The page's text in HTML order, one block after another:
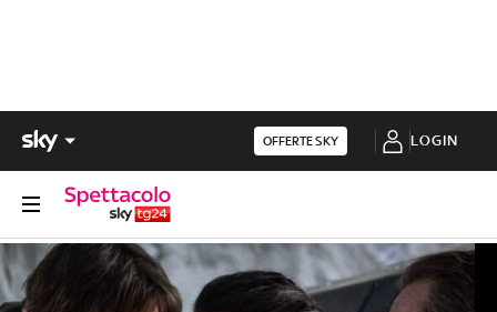
OFFERTE SKY LOGIN